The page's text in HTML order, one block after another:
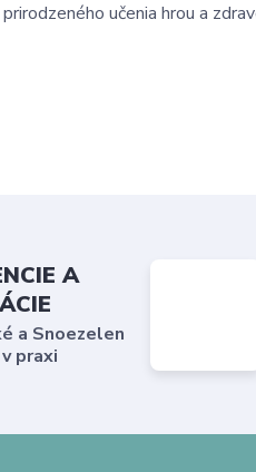
učenia hrou a
A
a Snoezelen
praxi